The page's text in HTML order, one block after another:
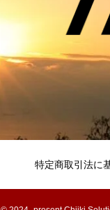
特定商取引法に